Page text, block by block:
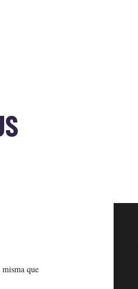
que